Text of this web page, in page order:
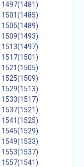
1497(1481)
1501(1485)
1505(1489)
1509(1493)
1513(1497)
1517(1501)
1521(1505)
1525(1509)
1529(1513)
1533(1517)
1537(1521)
1541(1525)
1545(1529)
1549(1533)
1553(1537)
1557(1541)